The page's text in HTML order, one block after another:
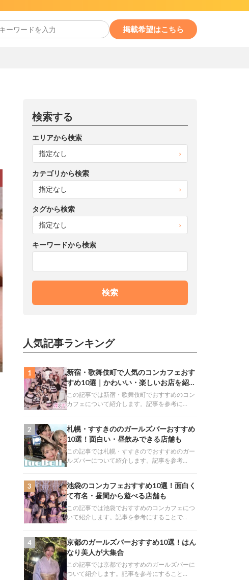
掲載希望はこちら
検索する
エリアから検索
指定なし
›
カテゴリから検索
指定なし
›
タグから検索
指定なし
›
キーワードから検索
検索
人気記事ランキング
1
新宿・歌舞伎町で人気のコンカフェおす
すめ10選｜かわいい・楽しいお店を紹
介！
この記事では新宿・歌舞伎町でおすすめのコン
カフェについて紹介します。記事を参考に…
2
札幌・すすきののガールズバーおすすめ
10選！面白い・昼飲みできる店舗も
この記事では札幌・すすきのでおすすめのガー
ルズバーについて紹介します。記事を参考…
3
池袋のコンカフェおすすめ10選！面白く
て有名・昼間から遊べる店舗も
この記事では池袋でおすすめのコンカフェにつ
いて紹介します。記事を参考にすることで…
4
京都のガールズバーおすすめ10選！はん
なり美人が大集合
この記事では京都でおすすめのガールズバーに
ついて紹介します。記事を参考にすること…